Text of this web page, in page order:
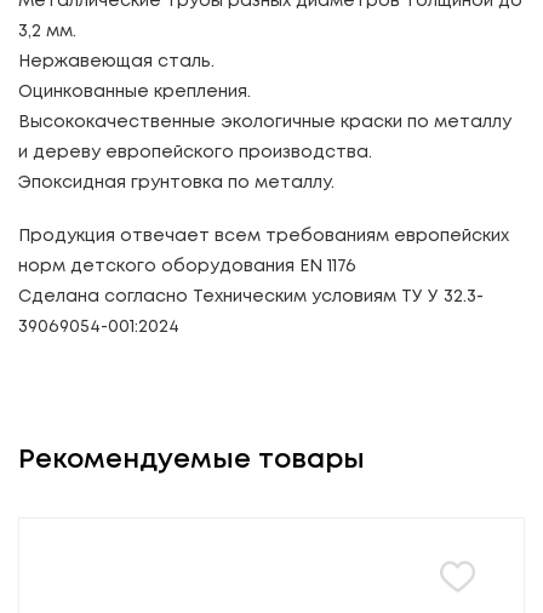
3,2 мм.
Нержавеющая сталь.
Оцинкованные крепления.
Высококачественные экологичные краски по металлу
и дереву европейского производства.
Эпоксидная грунтовка по металлу.
Продукция отвечает всем требованиям европейских
норм детского оборудования EN 1176
Сделана согласно Техническим условиям ТУ У 32.3-
39069054-001:2024
Рекомендуемые товары